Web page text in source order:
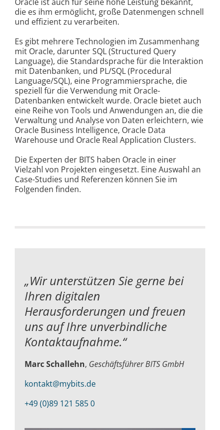
die es ihm ermöglicht, große Datenmengen schnell
und effizient zu verarbeiten.
Es gibt mehrere Technologien im Zusammenhang
mit Oracle, darunter SQL (Structured Query
Language), die Standardsprache für die Interaktion
mit Datenbanken, und PL/SQL (Procedural
Language/SQL), eine Programmiersprache, die
speziell für die Verwendung mit Oracle-
Datenbanken entwickelt wurde. Oracle bietet auch
eine Reihe von Tools und Anwendungen an, die die
Verwaltung und Analyse von Daten erleichtern, wie
Oracle Business Intelligence, Oracle Data
Warehouse und Oracle Real Application Clusters.
Die Experten der BITS haben Oracle in einer
Vielzahl von Projekten eingesetzt. Eine Auswahl an
Case-Studies und Referenzen können Sie im
Folgenden finden.
„Wir unterstützen Sie gerne bei
Ihren digitalen
Herausforderungen undfreuen
uns auf Ihre unverbindliche
Kontaktaufnahme.“
Marc Schallehn, Geschäftsführer BITS GmbH
kontakt@mybits.de
+49 (0)89 121 585 0